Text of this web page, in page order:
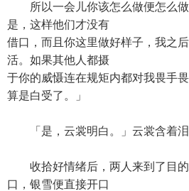
所以一会儿你该怎么做便怎么做
是，这样他们才没有
借口，而且你这里做好样子，我之
活。如果其他人都摄
于你的威慑连在规矩内都对我畏手
算是白受了。」
「是，云裳明白。」云裳含着泪
收拾好情绪后，两人来到了目的
口，银雪便直接开口